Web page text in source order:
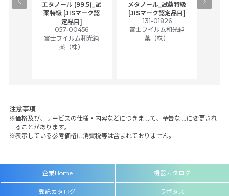
エタノール (99.5)_試
薬特級 [JISマーク認
定品目]
057-00456
富士フイルム和光純
薬（株）
メタノール_試薬特級
[JISマーク認定品目]
131-01826
富士フイルム和光純
薬（株）
注意事項
価格及び、サービスの仕様・内容などにつきまして、予告なしに変更され
ることがあります。
表示している参考価格に消費税等は含まれておりません。
企業Home 機器カタログ
受託カタログ ラボタス